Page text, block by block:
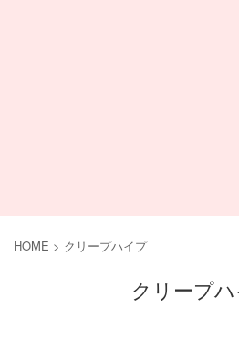
HOME > クリープハイプ
クリープ